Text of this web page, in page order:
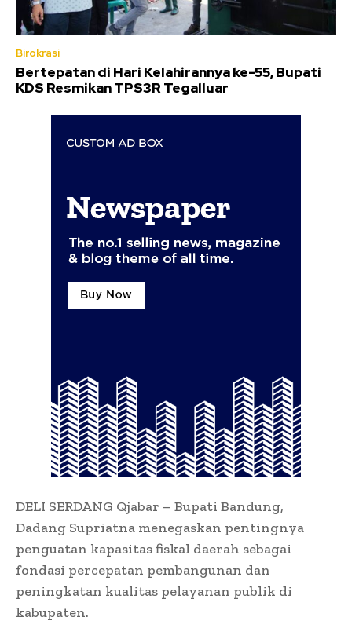
Birokrasi
Bertepatan di Hari Kelahirannya ke-55, Bupati
KDS Resmikan TPS3R Tegalluar
DELI SERDANG Qjabar – Bupati Bandung,
Dadang Supriatna menegaskan pentingnya
penguatan kapasitas fiskal daerah sebagai
fondasi percepatan pembangunan dan
peningkatan kualitas pelayanan publik di
kabupaten.